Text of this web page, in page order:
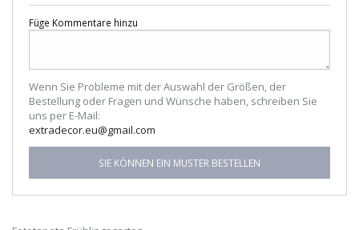
Füge Kommentare hinzu
Wenn Sie Probleme mit der Auswahl der Größen, der
Bestellung oder Fragen und Wünsche haben, schreiben Sie
uns per E-Mail:
extradecor.eu@gmail.com
SIE KÖNNEN EIN MUSTER BESTELLEN